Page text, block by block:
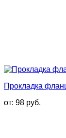
Прокладка
от: 98 руб.